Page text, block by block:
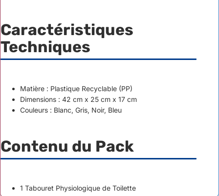
Caractéristiques
Techniques
Matière : Plastique Recyclable (PP)
Dimensions : 42 cm x 25 cm x 17 cm
Couleurs : Blanc, Gris, Noir, Bleu
Contenu du Pack
1 Tabouret Physiologique de Toilette